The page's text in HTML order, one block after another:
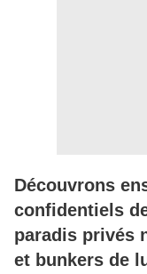
Découvrons
confidentiels
paradis privés
et bunkers de